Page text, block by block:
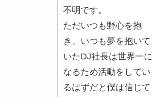
不明です。
ただいつも野心を抱
き、いつも夢を抱いて
いたDJ社長は世界一に
なるため活動をしてい
るはずだと僕は信じて